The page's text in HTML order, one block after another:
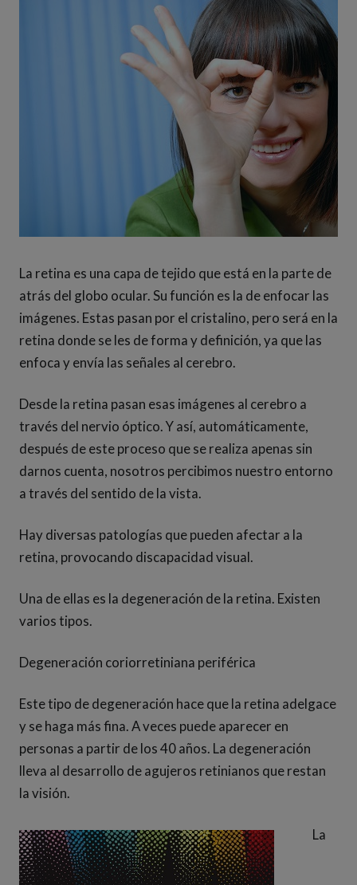
La retina es una capa de tejido que está en la parte de
atrás del globo ocular. Su función es la de enfocar las
imágenes. Estas pasan por el cristalino, pero será en la
retina donde se les de forma y definición, ya que las
enfoca y envía las señales al cerebro.
Desde la retina pasan esas imágenes al cerebro a
través del nervio óptico. Y así, automáticamente,
después de este proceso que se realiza apenas sin
darnos cuenta, nosotros percibimos nuestro entorno
a través del sentido de la vista.
Hay diversas patologías que pueden afectar a la
retina, provocando discapacidad visual.
Una de ellas es la degeneración de la retina. Existen
varios tipos.
Degeneración coriorretiniana periférica
Este tipo de degeneración hace que la retina adelgace
y se haga más fina. A veces puede aparecer en
personas a partir de los 40 años. La degeneración
lleva al desarrollo de agujeros retinianos que restan
la visión.
La